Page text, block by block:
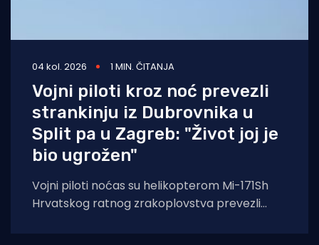
04 kol. 2026 1 MIN. ČITANJA
Vojni piloti kroz noć prevezli
strankinju iz Dubrovnika u
Split pa u Zagreb: "Život joj je
bio ugrožen"
Vojni piloti noćas su helikopterom Mi-171Sh
Hrvatskog ratnog zrakoplovstva prevezli